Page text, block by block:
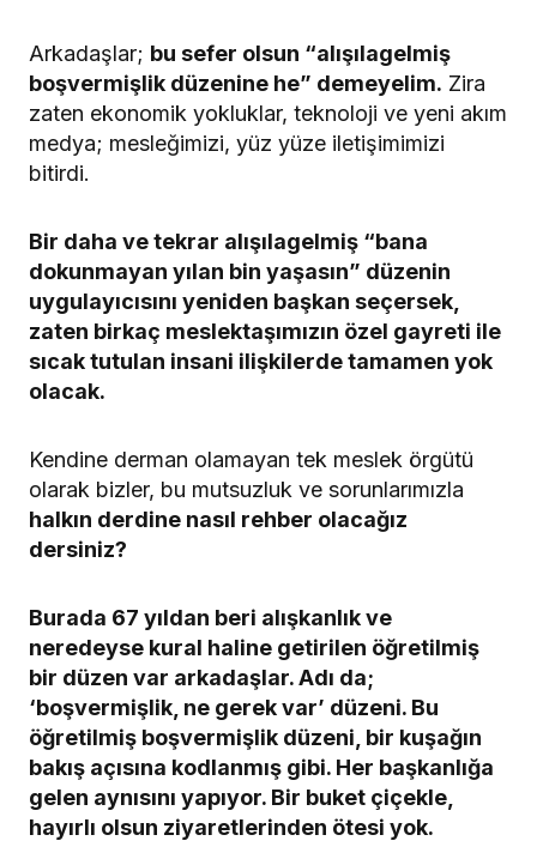
Arkadaşlar; bu sefer olsun “alışılagelmiş
boşvermişlik düzenine he” demeyelim. Zira
zaten ekonomik yokluklar, teknoloji ve yeni akım
medya; mesleğimizi, yüz yüze iletişimimizi
bitirdi.
Bir daha ve tekrar alışılagelmiş “bana
dokunmayan yılan bin yaşasın” düzenin
uygulayıcısını yeniden başkan seçersek,
zaten birkaç meslektaşımızın özel gayreti ile
sıcak tutulan insani ilişkilerde tamamen yok
olacak.
Kendine derman olamayan tek meslek örgütü
olarak bizler, bu mutsuzluk ve sorunlarımızla
halkın derdine nasıl rehber olacağız
dersiniz?
Burada 67 yıldan beri alışkanlık ve
neredeyse kural haline getirilen öğretilmiş
bir düzen var arkadaşlar. Adı da;
‘boşvermişlik, ne gerek var’ düzeni. Bu
öğretilmiş boşvermişlik düzeni, bir kuşağın
bakış açısına kodlanmış gibi. Her başkanlığa
gelen aynısını yapıyor. Bir buket çiçekle,
hayırlı olsun ziyaretlerinden ötesi yok.